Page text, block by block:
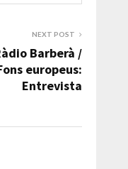
NEXT POST
Barberà /
europeus:
Entrevista